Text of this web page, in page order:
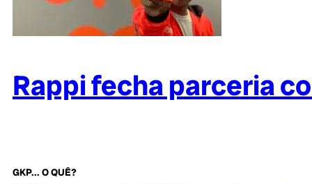
Rappi fecha parceria
GKP... O QUÊ?